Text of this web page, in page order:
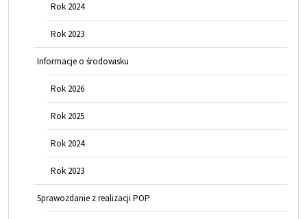
Rok 2024
Rok 2023
Informacje o środowisku
Rok 2026
Rok 2025
Rok 2024
Rok 2023
Sprawozdanie z realizacji POP